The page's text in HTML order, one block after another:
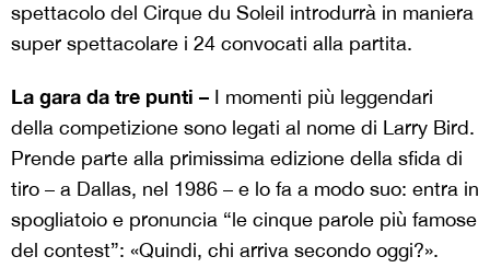
spettacolo del Cirque du Soleil introdurrà in maniera
super spettacolare i 24 convocati alla partita.
La gara da tre punti – I momenti più leggendari
della competizione sono legati al nome di Larry Bird.
Prende parte alla primissima edizione della sfida di
tiro – a Dallas, nel 1986 – e lo fa a modo suo: entra in
spogliatoio e pronuncia “le cinque parole più famose
del contest”: «Quindi, chi arriva secondo oggi?».